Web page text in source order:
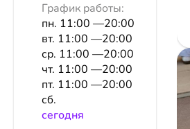
График работы:
пн. 11:00 —20:00
вт. 11:00 —20:00
ср. 11:00 —20:00
чт. 11:00 —20:00
пт. 11:00 —20:00
сб.
сeгодня